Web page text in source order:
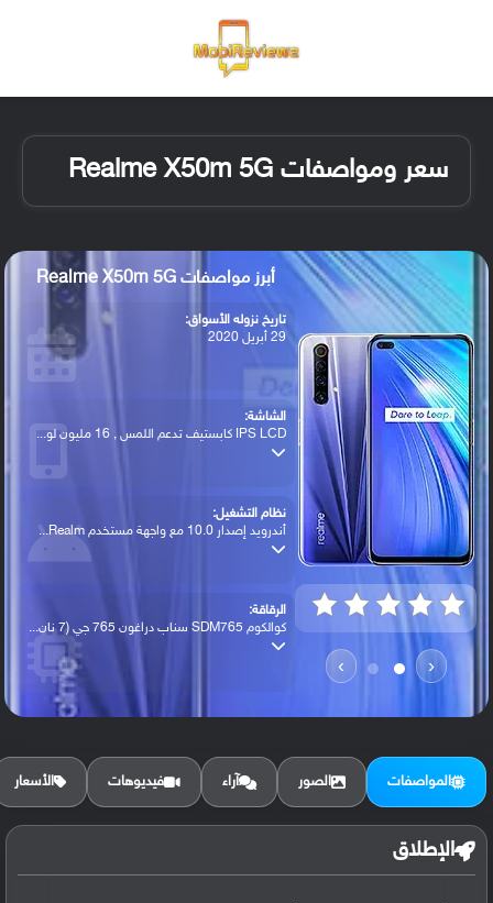
سعر ومواصفات Realme X50m 5G
‹
›
أبرز مواصفات Realme X50m 5G
تاريخ نزوله الأسواق:
29 أبريل 2020
الشاشة:
IPS LCD كابستيف تدعم اللمس , 16 مليون لو...
نظام التشغيل:
أندرويد إصدار 10.0 مع واجهة مستخدم Realm...
الرقاقة:
كوالكوم SDM765 سناب دراغون 765 جي (7 نان...
الرام / التخزين:
المواصفات الصور آراء فيديوهات الأسعار
الإطلاق